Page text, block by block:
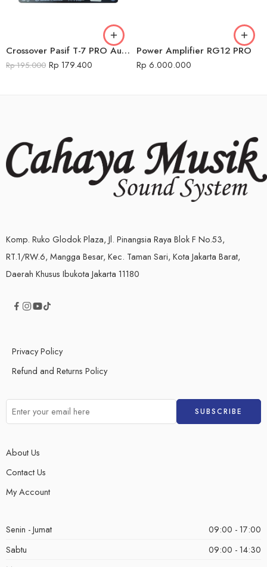
Crossover Pasif T-7 PRO Audio Seven
Rp195.000 Rp 179.400
Power Amplifier RG12 PRO
Rp 6.000.000
Komp. Ruko Glodok Plaza, Jl. Pinangsia Raya Blok F No.53,
RT.1/RW.6, Mangga Besar, Kec. Taman Sari, Kota Jakarta Barat,
Daerah Khusus Ibukota Jakarta 11180
Privacy Policy
Refund and Returns Policy
About Us
Contact Us
My Account
Senin - Jumat
09:00 - 17:00
Sabtu
09:00 - 14:30